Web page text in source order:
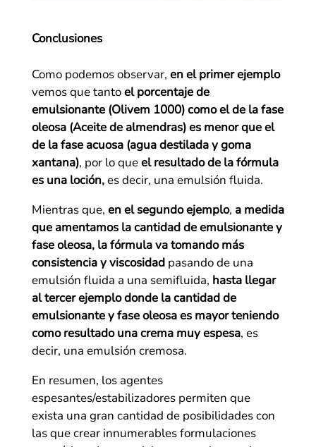
Conclusiones
Como podemos observar, en el primer ejemplo
vemos que tantoel porcentaje de
emulsionante (Olivem 1000) como el de la fase
oleosa (Aceite de almendras) es menor que el
de la fase acuosa (agua destilada y goma
xantana), por lo queel resultado de la fórmula
es una loción,es decir, una emulsión fluida.
Mientras que, en el segundo ejemplo, a medida
que amentamos la cantidad de emulsionante y
fase oleosa, la fórmula va tomando más
consistencia y viscosidadpasando de una
emulsión fluida a una semifluida, hasta llegar
al tercer ejemplo donde la cantidad de
emulsionante y fase oleosa es mayor teniendo
como resultado una crema muy espesa, es
decir, una emulsión cremosa.
En resumen, los agentes
espesantes/estabilizadores permiten que
exista una gran cantidad de posibilidades con
las que crear innumerables formulaciones